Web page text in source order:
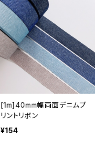
[1m]40mm幅両面デニムプ
リントリボン
¥154